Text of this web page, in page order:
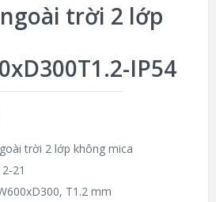
trời 2 lớp
IP54
trời 2 lớp không mica
21
T1.2 mm